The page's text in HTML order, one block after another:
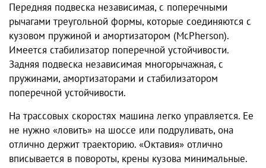
Передняя подвеска независимая, с поперечными
рычагами треугольной формы, которые соединяются с
кузовом пружиной и амортизатором (McPherson).
Имеется стабилизатор поперечной устойчивости.
Задняя подвеска независимая многорычажная, с
пружинами, амортизаторами и стабилизатором
поперечной устойчивости.
На трассовых скоростях машина легко управляется. Ее
не нужно «ловить» на шоссе или подруливать, она
отлично держит траекторию. «Октавия» отлично
вписывается в повороты, крены кузова минимальные.